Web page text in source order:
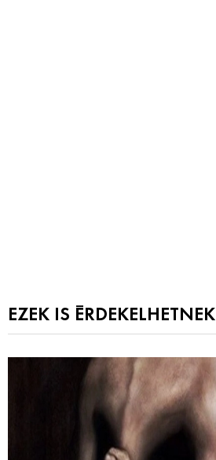
EZEK IS ÉRDEKELHETNEK